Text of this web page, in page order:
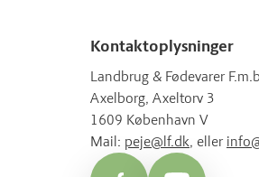
Kontaktoplysninger
Landbrug & Fødevarer
Axelborg, Axeltorv 3
1609 København V
Mail: peje@lf.dk, eller